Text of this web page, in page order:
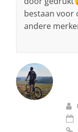
bestaan voor
andere